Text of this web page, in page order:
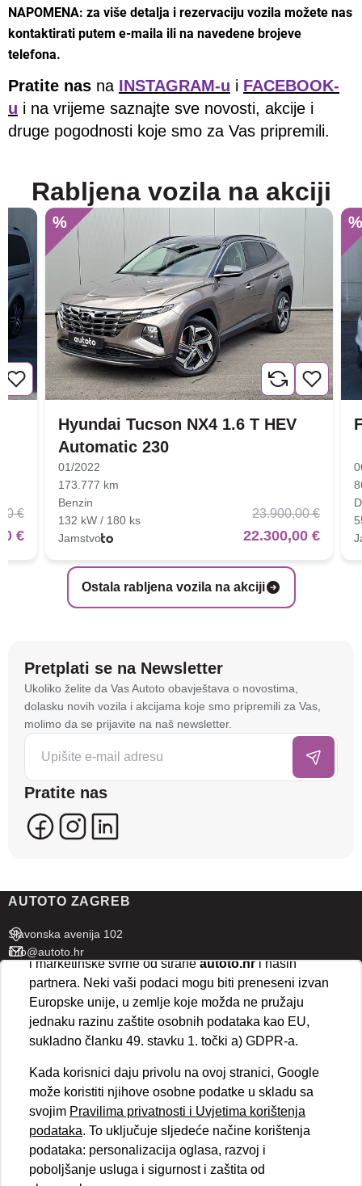
NAPOMENA: za više detalja i rezervaciju vozila možete nas
kontaktirati putem e-maila ili na navedene brojeve
telefona.
Pratite nas na INSTAGRAM-u i FACEBOOK-
u i na vrijeme saznajte sve novosti, akcije i
druge pogodnosti koje smo za Vas pripremili.
Rabljena vozila na akciji
Ostala rabljena vozila na akciji
€
€
%
Hyundai Tucson NX4 1.6 T HEV
Automatic 230
01/2022
173.777 km
Benzin
132 kW / 180 ks
Jamstvo
23.900,00 €
22.300,00 €
Pretplati se na Newsletter
Ukoliko želite da Vas Autoto obavještava o novostima,
dolasku novih vozila i akcijama koje smo pripremili za Vas,
molimo da se prijavite na naš newsletter.
Pratite nas
AUTOTO ZAGREB
Slavonska avenija 102
info@autoto.hr
Pon - Pet 07:30-18:00
Sub 08:00-13:00
AUTOTO SPLIT
info@autoto.hr
Pon - Pet 08:00-17:00
Sub 08:00-13:00
BRZI LINKOVI
Na stranici
tehnologije kako bismo spremali i pristupali
informacijama na vašem uređaju. To nam omogućuje
da poboljšamo funkcionalnost stranice, analiziramo
posjećenost te prikazujemo personalizirane oglase i
sadržaje koji bi vas mogli zanimati. U tu svrhu mogu
se kreirati korisnički profili koji povezuju podatke s
više uređaja i web lokacija. Naši partneri također
koriste ove tehnologije.
ispravno funkcioniranje stranice. Odabirom
kolačića na vaš uređaj i njihovu obradu za analitičke
i marketinške svrhe od straneautoto.hri naših
partnera. Neki vaši podaci mogu biti preneseni izvan
Europske unije, u zemlje koje možda ne pružaju
jednaku razinu zaštite osobnih podataka kao EU,
sukladno članku 49. stavku 1. točki a) GDPR-a.
Kada korisnici daju privolu na ovoj stranici, Google
može koristiti njihove osobne podatke u skladu sa
svojim Pravilima privatnosti i Uvjetima korištenja
podataka. To uključuje sljedeće načine korištenja
podataka: personalizacija oglasa, razvoj i
poboljšanje usluga i sigurnost i zaštita od